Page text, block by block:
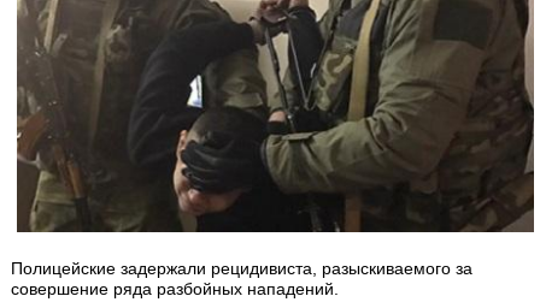
Полицейские задержали рецидивиста, разыскиваемого за
совершение ряда разбойных нападений.